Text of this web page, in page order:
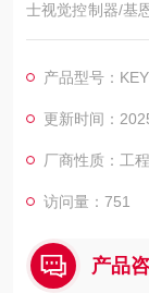
士视觉控制器/基
维修故障工业设
好不易坏，很多
司处理，另外公
公司
产品型号：
更新时间：
厂商性质：工
访问量：751
产品